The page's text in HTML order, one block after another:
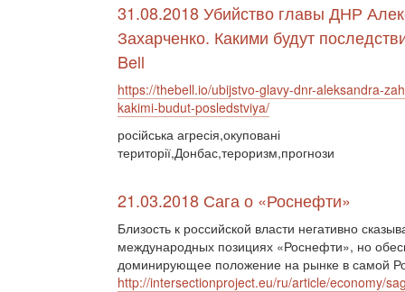
31.08.2018 Убийство главы ДНР
Захарченко. Какими будут
Bell
https://thebell.io/ubijstvo-glavy-dnr-aleksandra-
kakimi-budut-posledstviya/
російська агресія,окуповані
території,Донбас,тероризм,прогнози
21.03.2018 Сага о «Роснефти»
Близость к российской власти негативно
международных позициях «Роснефти», но
доминирующее положение на рынке в самой
http://intersectionproject.eu/ru/article/economy/